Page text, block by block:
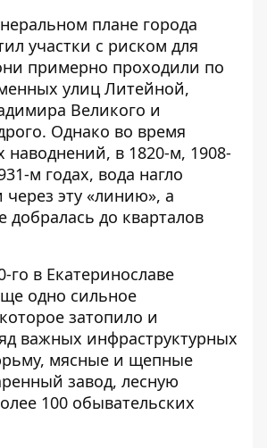
плане города
участки с риском для
примерно проходили по
улиц Литейной,
Великого и
Однако во время
в 1820-м, 1908-
м годах, вода нагло
через эту «линию», а
добралась до кварталов
го в Екатеринославе
одно сильное
затопило и
важных инфраструктурных
мясные и щепные
завод, лесную
100 обывательских